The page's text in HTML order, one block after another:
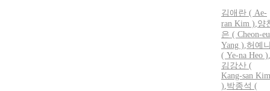
김애란 ( Ae-
ran Kim ),양
은 ( Cheon-
Yang ),허예
( Ye-na Heo ),
김강산 (
Kang-san Kim
),박종석 (